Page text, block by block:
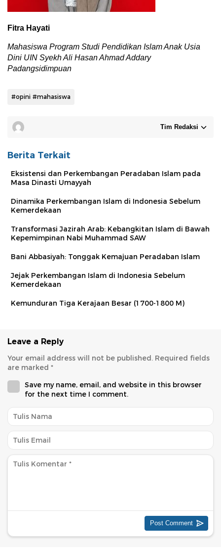
Fitra Hayati
Mahasiswa Program Studi Pendidikan Islam Anak Usia
Dini UIN Syekh Ali Hasan Ahmad Addary
Padangsidimpuan
#opini #mahasiswa
Tim Redaksi
Berita Terkait
Eksistensi dan Perkembangan Peradaban Islam pada
Masa Dinasti Umayyah
Dinamika Perkembangan Islam di Indonesia Sebelum
Kemerdekaan
Transformasi Jazirah Arab: Kebangkitan Islam di Bawah
Kepemimpinan Nabi Muhammad SAW
Bani Abbasiyah: Tonggak Kemajuan Peradaban Islam
Jejak Perkembangan Islam di Indonesia Sebelum
Kemerdekaan
Kemunduran Tiga Kerajaan Besar (1700-1800 M)
Leave a Reply
Your email address will not be published. Required fields
are marked *
Save my name, email, and website in this browser
for the next time I comment.